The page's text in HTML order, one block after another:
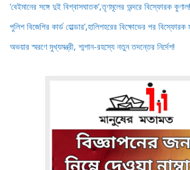
‘বেইমানের সঙ্গে দুই বিশ্বাসঘাতক’,তৃণমূলের অন্দরে বিস্ফোরক কুণাল!
পুলিশ বিজেপির কার্ড হোল্ডার’,হালিশহরের বিক্ষোভের পর বিস্ফোরক
অভয়ার স্মরণে মুখ্যমন্ত্রী, শ্মশান-রহস্যে নতুন তদন্তের নির্দেশ!